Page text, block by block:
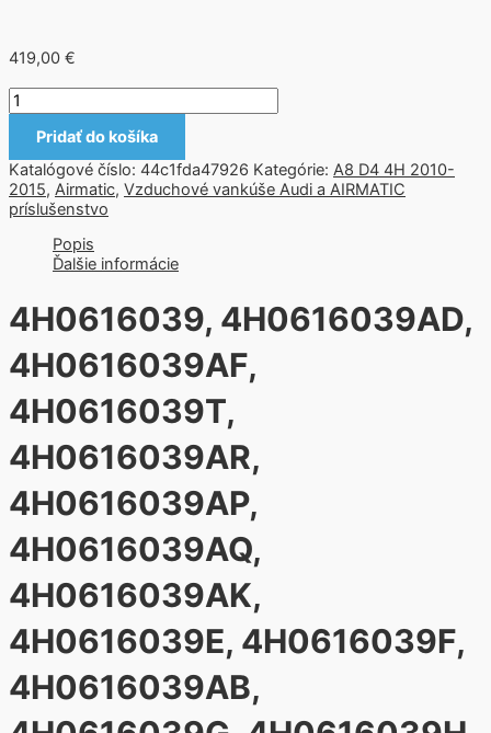
419,00 €
Pridať do košíka
Katalógové číslo: 44c1fda47926 Kategórie: A8 D4 4H 2010-
2015, Airmatic, Vzduchové vankúše Audi a AIRMATIC
príslušenstvo
Popis
Ďalšie informácie
4H0616039, 4H0616039AD,
4H0616039AF,
4H0616039T,
4H0616039AR,
4H0616039AP,
4H0616039AQ,
4H0616039AK,
4H0616039E, 4H0616039F,
4H0616039AB,